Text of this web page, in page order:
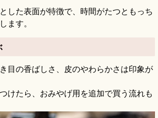
した表面が特徴で、時間がたつともっち
ます。
目の香ばしさ、皮のやわらかさは印象が
けたら、おみやげ用を追加で買う流れも